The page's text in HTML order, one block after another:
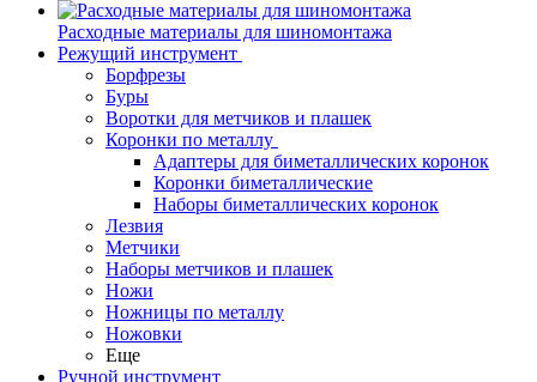
Расходные материалы для шиномонтажа
Режущий инструмент
Борфрезы
Буры
Воротки для метчиков и плашек
Коронки по металлу
Адаптеры для биметаллических коронок
Коронки биметаллические
Наборы биметаллических коронок
Лезвия
Метчики
Наборы метчиков и плашек
Ножи
Ножницы по металлу
Ножовки
Еще
Ручной инструмент